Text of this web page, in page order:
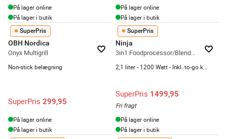
På lager online
På lager i butik
På lager online
På lager i butik
SuperPris
OBH Nordica
Onyx Multigrill
Non-stick belægning
SuperPris 299,95
På lager online
På lager i butik
SuperPris
Ninja
3in1 Foodprocessor/Blender BN800EU
SuperPris 1499,95
Fri fragt
På lager online
På lager i butik